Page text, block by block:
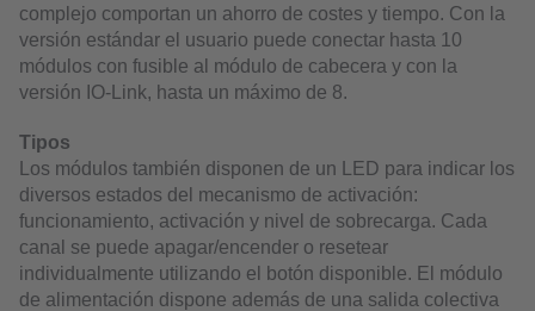
complejo comportan un ahorro de costes y tiempo. Con la
versión estándar el usuario puede conectar hasta 10
módulos con fusible al módulo de cabecera y con la
versión IO-Link, hasta un máximo de 8.
Tipos
Los módulos también disponen de un LED para indicar los
diversos estados del mecanismo de activación:
funcionamiento, activación y nivel de sobrecarga. Cada
canal se puede apagar/encender o resetear
individualmente utilizando el botón disponible. El módulo
de alimentación dispone además de una salida colectiva